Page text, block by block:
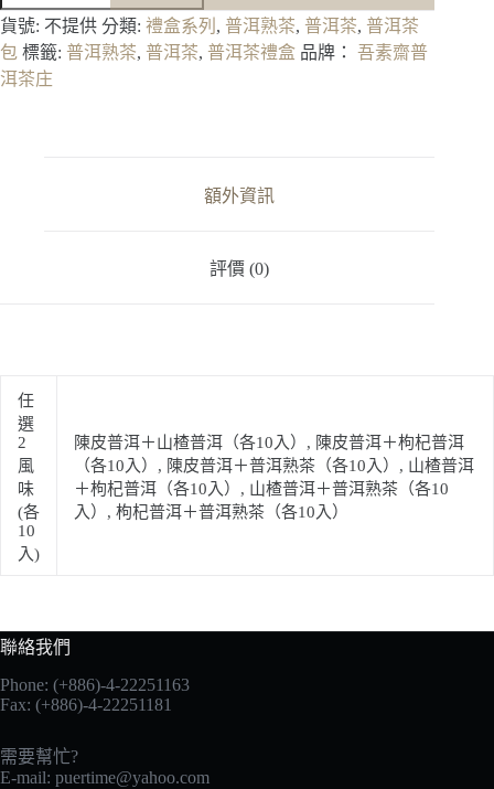
禮
盒
(紅
貨號: 不提供 分類: 禮盒系列 , 普洱熟茶, 普洱茶, 普洱茶
包 標籤: 普洱熟茶, 普洱茶, 普洱茶禮盒 品牌： 吾素齋普
洱茶庄
額外資訊
評價 (0)
任
選
2
風
味
(各
10
入)
陳皮普洱＋山楂普洱（各10入）, 陳皮普洱＋枸杞普洱
（各10入）, 陳皮普洱＋普洱熟茶（各10入）, 山楂普洱
＋枸杞普洱（各10入）, 山楂普洱＋普洱熟茶（各10
入）, 枸杞普洱＋普洱熟茶（各10入）
聯絡我們
Phone: (+886)-4-22251163
Fax: (+886)-4-22251181
需要幫忙?
E-mail: puertime@yahoo.com